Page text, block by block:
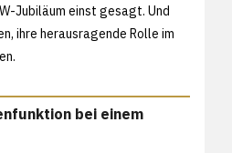
Jubiläum einst gesagt. Und
ihre herausragende Rolle im
bei einem